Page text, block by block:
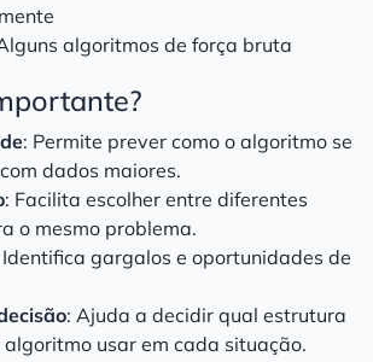
algoritmos de força bruta
: Permite prever como o algoritmo se
dados maiores.
: Facilita escolher entre diferentes
o mesmo problema.
Identifica gargalos e oportunidades de
: Ajuda a decidir qual estrutura
usar em cada situação.